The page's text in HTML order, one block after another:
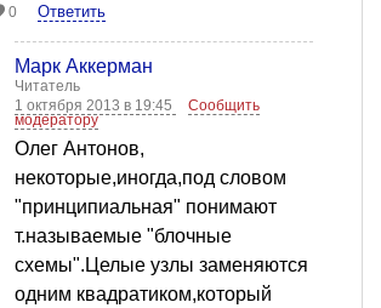
0 Ответить
Марк Аккерман
Читатель
1 октября 2013 в 19:45
Сообщить
модератору
Олег Антонов,
некоторые,иногда,под словом
"принципиальная" понимают
т.называемые "блочные
схемы".Целые узлы заменяются
одним квадратиком,который